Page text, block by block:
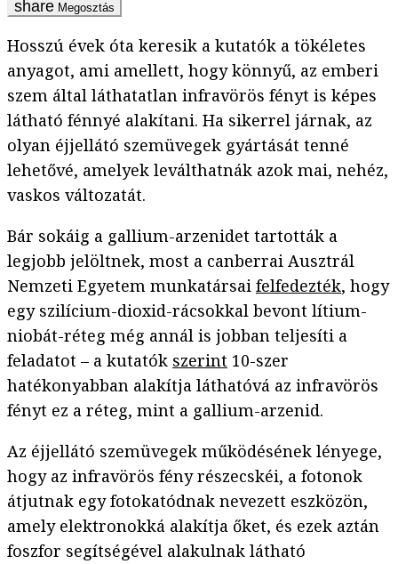
Megosztás
Hosszú évek óta keresik a kutatók a tökéletes
anyagot, ami amellett, hogy könnyű, az emberi
szem által láthatatlan infravörös fényt is képes
látható fénnyé alakítani. Ha sikerrel járnak, az
olyan éjjellátó szemüvegek gyártását tenné
lehetővé, amelyek leválthatnák azok mai, nehéz,
vaskos változatát.
Bár sokáig a gallium-arzenidet tartották a
legjobb jelöltnek, most a canberrai Ausztrál
Nemzeti Egyetem munkatársai felfedezték, hogy
egy szilícium-dioxid-rácsokkal bevont lítium-
niobát-réteg még annál is jobban teljesíti a
feladatot – a kutatók szerint 10-szer
hatékonyabban alakítja láthatóvá az infravörös
fényt ez a réteg, mint a gallium-arzenid.
Az éjjellátó szemüvegek működésének lényege,
hogy az infravörös fény részecskéi, a fotonok
átjutnak egy fotokatódnak nevezett eszközön,
amely elektronokká alakítja őket, és ezek aztán
foszfor segítségével alakulnak látható